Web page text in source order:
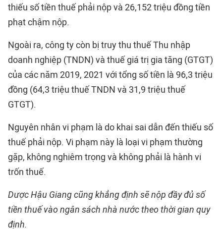
thiếu số tiền thuế phải nộp và 26,152 triệu đồng tiền
phạt chậm nộp.
Ngoài ra, công ty còn bị truy thu thuế Thu nhập
doanh nghiệp (TNDN) và thuế giá trị gia tăng (GTGT)
của các năm 2019, 2021 với tổng số tiền là 96,3 triệu
đồng (64,3 triệu thuế TNDN và 31,9 triệu thuế
GTGT).
Nguyên nhân vi phạm là do khai sai dẫn đến thiếu số
thuế phải nộp. Vi phạm này là loại vi phạm thường
gặp, không nghiêm trọng và không phải là hành vi
trốn thuế.
Dược Hậu Giang cũng khẳng định sẽ nộp đầy đủ số
tiền thuế vào ngân sách nhà nước theo thời gian quy
định.